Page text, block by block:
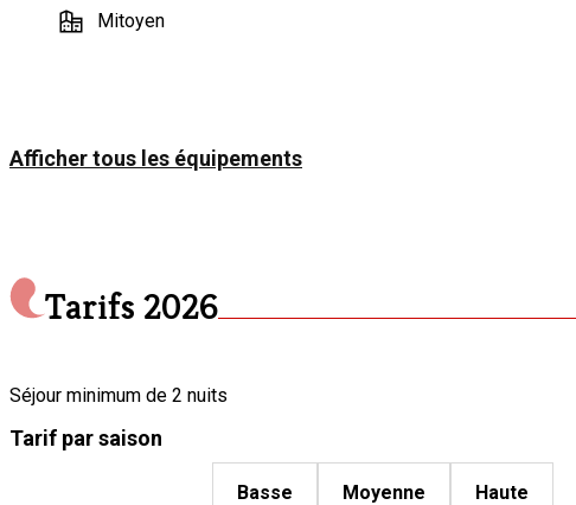
Mitoyen
Afficher tous les équipements
Tarifs 2026
Séjour minimum de 2 nuits
Tarif par saison
Basse Moyenne Haute